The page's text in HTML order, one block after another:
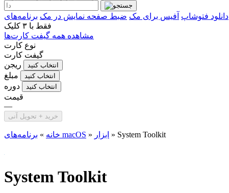
دانلود فتوشاپ آفیس برای مک ضبط صفحه نمایش در مک
فقط با ۳ کلیک
مشاهده همه گیفت کارت‌ها
نوع کارت
گیفت کارت
ریجن
انتخاب کنید
مبلغ انتخاب کنید
دوره انتخاب کنید
قیمت
—
خرید + تحویل آنی
خانه » برنامه‌های macOS » ابزار » System Toolkit
System Toolkit